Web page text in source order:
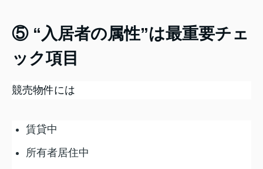
⑤ “入居者の属性”は最重要チェ
ック項目
競売物件には
賃貸中
所有者居住中